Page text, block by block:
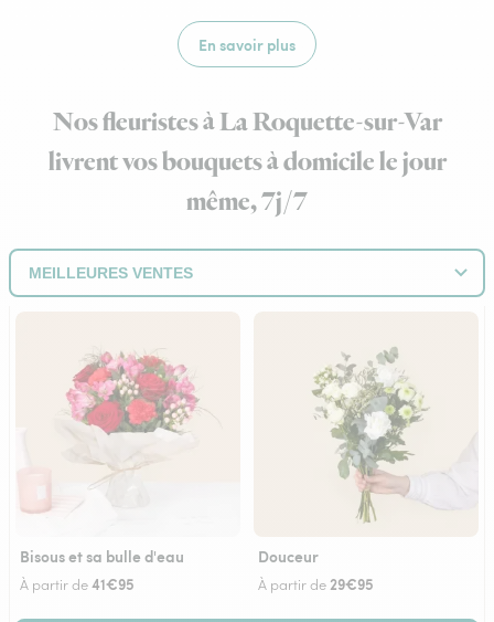
En savoir plus
Nos fleuristes à La Roquette-sur-Var
livrent vos bouquets à domicile le jour
même, 7j/7
Bisous et sa bulle d'eau
À partir de41€95
Douceur
À partir de29€95